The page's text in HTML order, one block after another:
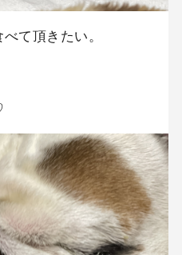
て頂きたい。